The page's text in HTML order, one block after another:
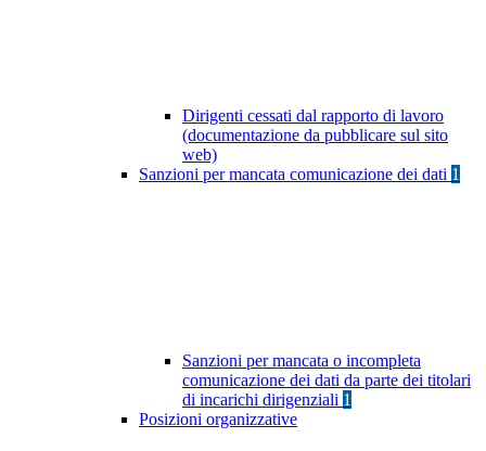
Dirigenti cessati dal rapporto di lavoro
(documentazione da pubblicare sul sito
web)
Sanzioni per mancata comunicazione dei dati 1
Sanzioni per mancata o incompleta
comunicazione dei dati da parte dei titolari
di incarichi dirigenziali 1
Posizioni organizzative